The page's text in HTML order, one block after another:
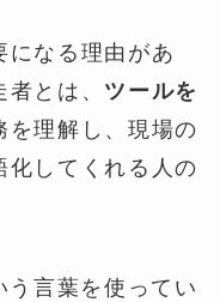
になる理由があ
とは、 ツールを
を理解し、現場の
化してくれる人の
言葉を使ってい